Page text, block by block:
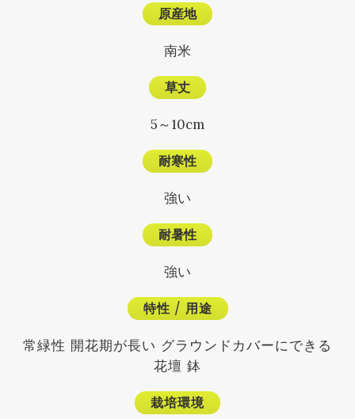
原産地
南米
草丈
5～10cm
耐寒性
強い
耐暑性
強い
特性/ 用途
常緑性 開花期が長い グラウンドカバーにできる
花壇 鉢
栽培環境